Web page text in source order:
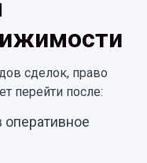
сделок, право
перейти после: